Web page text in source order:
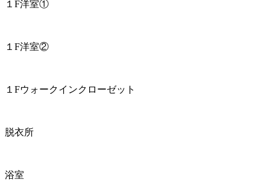
１F洋室①
１F洋室②
１Fウォークインクローゼット
脱衣所
浴室